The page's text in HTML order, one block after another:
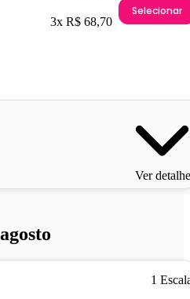
3x R$ 68,70
Selecionar
Ver
1